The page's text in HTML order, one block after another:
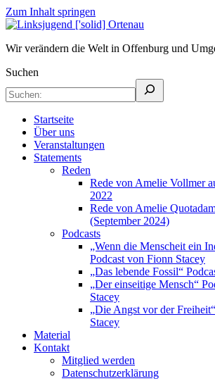
Zum Inhalt springen
Linksjugend
Ortenau
Wir verändern die Welt in Offenburg
Wir verändern die Welt in Offenburg und
Suchen
Startseite
Über uns
Veranstaltungen
Statements
Reden
Rede von Amelie Vollmer
2022
Rede von Amelie
(September 2024)
Podcasts
„Wenn die Menscheit ein
Podcast von Fionn Stacey
„Das lebende Fossil“
„Der einseitige Mensch“
Stacey
„Die Angst vor der
Stacey
Material
Kontakt
Mitglied werden
Datenschutzerklärung